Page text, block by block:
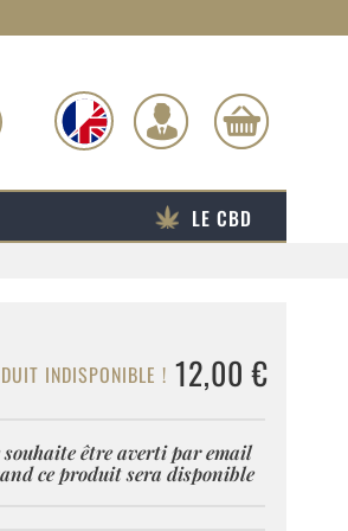
LE CBD
INDISPONIBLE ! 12,00 €
souhaite être averti par email
ce produit sera disponible